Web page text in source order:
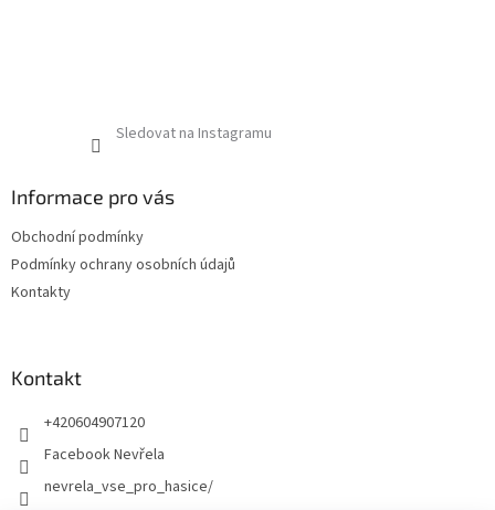
Sledovat na Instagramu
Informace pro vás
Obchodní podmínky
Podmínky ochrany osobních údajů
Kontakty
Kontakt
+420604907120
Facebook Nevřela
nevrela_vse_pro_hasice/